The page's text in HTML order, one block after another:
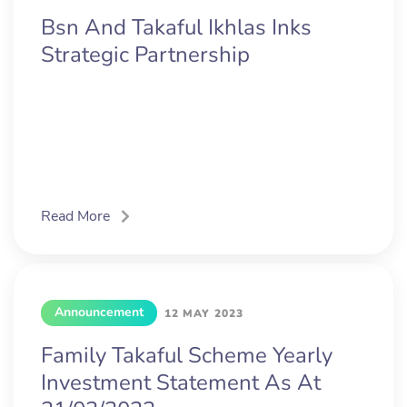
Bsn And Takaful Ikhlas Inks
Strategic Partnership
Read More
Announcement 12 MAY 2023
Family Takaful Scheme Yearly
Investment Statement As At